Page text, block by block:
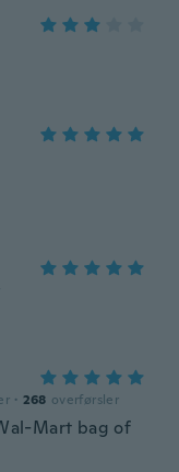
· 268 overførsler
Mart bag of